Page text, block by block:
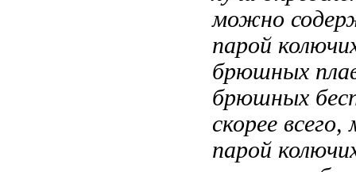
можно
парой
брюшных
брюшных
скорее всего,
парой